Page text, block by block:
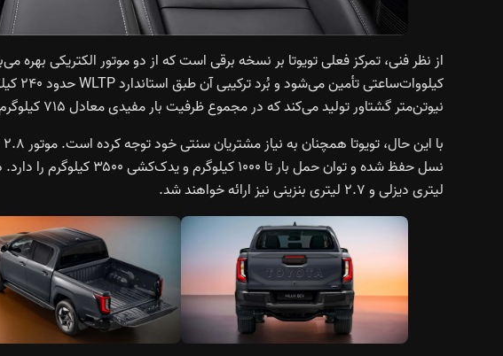
نیوتن‌متر گشتاور تولید می‌کند که در مجموع ظرفیت بار مفیدی معادل ۷۱۵ کیلوگرم و توان یدک‌کشی تا ۱۶۰۰ کیلوگرم را فراهم می‌سازد.
لیتری دیزلی و ۲.۷ لیتری بنزینی نیز ارائه خواهند شد.